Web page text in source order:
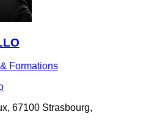
Formations
67100 Strasbourg,